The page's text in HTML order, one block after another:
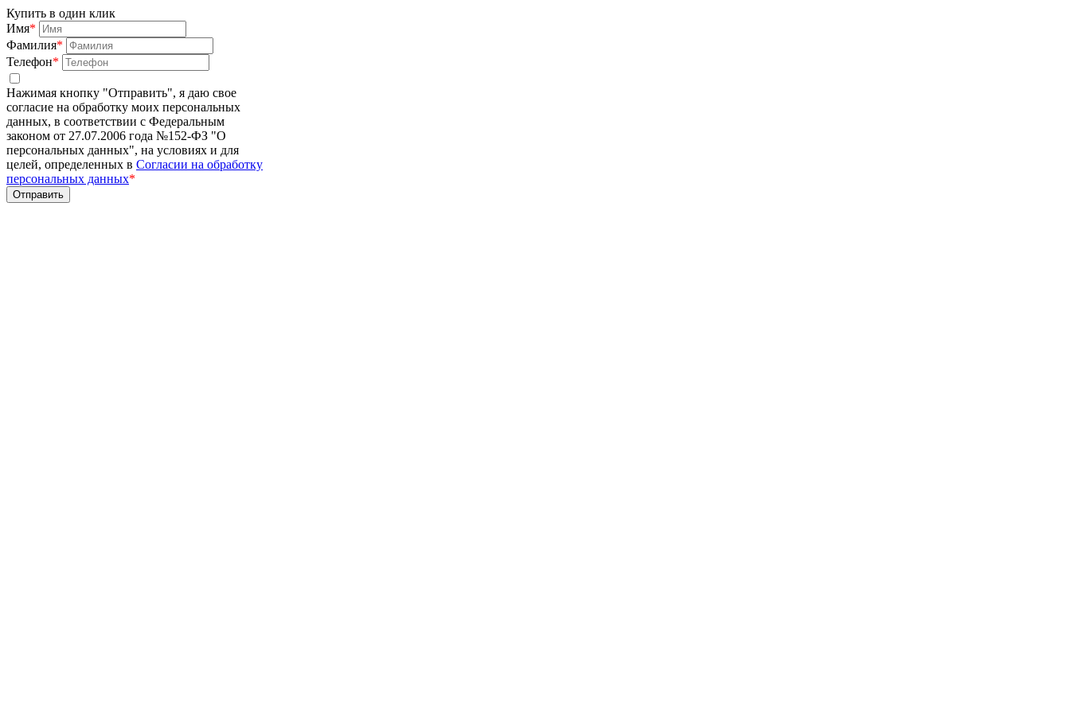
Купить в один клик
Имя*
Фамилия*
Телефон*
Нажимая кнопку "Отправить", я даю свое
согласие на обработку моих персональных
данных, в соответствии с Федеральным
законом от 27.07.2006 года №152-ФЗ "О
персональных данных", на условиях и для
целей, определенных в Согласии на обработку
персональных данных*